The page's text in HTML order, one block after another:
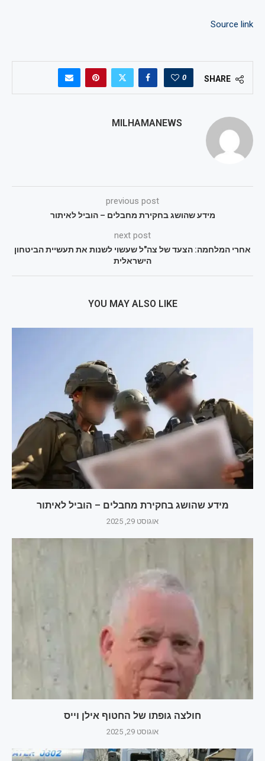
Source link
SHARE
0
MILHAMANEWS
previous post
מידע שהושג בחקירת מחבלים – הוביל לאיתור
next post
אחרי המלחמה: הצעד של צה"ל שעשוי לשנות את תעשיית הביטחון
הישראלית
YOU MAY ALSO LIKE
מידע שהושג בחקירת מחבלים – הוביל לאיתור
אוגוסט 29, 2025
חולצה גופתו של החטוף אילן וייס
אוגוסט 29, 2025